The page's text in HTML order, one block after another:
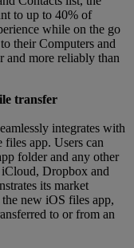
to up to 40% of
while on the go
their Computers and
and more reliably than
transfer
integrates with
files app. Users can
folder and any other
iCloud, Dropbox and
its market
new iOS files app,
to or from an